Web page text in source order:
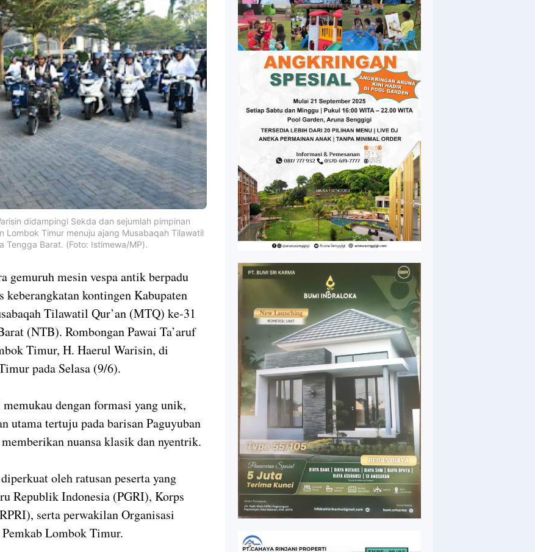
didampingi Sekda dan sejumlah pimpinan
Lombok Timur menuju ajang Musabaqah Tilawatil
Tengga Barat. (Foto: Istimewa/MP).
gemuruh mesin vespa antik berpadu
keberangkatan kontingen Kabupaten
Tilawatil Qur’an (MTQ) ke-31
(NTB). Rombongan Pawai Ta’aruf
Timur, H. Haerul Warisin, di
pada Selasa (9/6).
dengan formasi yang unik,
utama tertuju pada barisan Paguyuban
nuansa klasik dan nyentrik.
oleh ratusan peserta yang
Republik Indonesia (PGRI), Korps
serta perwakilan Organisasi
Lombok Timur.